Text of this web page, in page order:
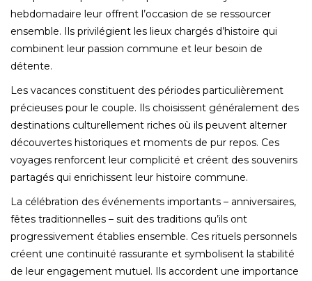
hebdomadaire leur offrent l’occasion de se ressourcer
ensemble. Ils privilégient les lieux chargés d’histoire qui
combinent leur passion commune et leur besoin de
détente.
Les vacances constituent des périodes particulièrement
précieuses pour le couple. Ils choisissent généralement des
destinations culturellement riches où ils peuvent alterner
découvertes historiques et moments de pur repos. Ces
voyages renforcent leur complicité et créent des souvenirs
partagés qui enrichissent leur histoire commune.
La célébration des événements importants – anniversaires,
fêtes traditionnelles – suit des traditions qu’ils ont
progressivement établies ensemble. Ces rituels personnels
créent une continuité rassurante et symbolisent la stabilité
de leur engagement mutuel. Ils accordent une importance